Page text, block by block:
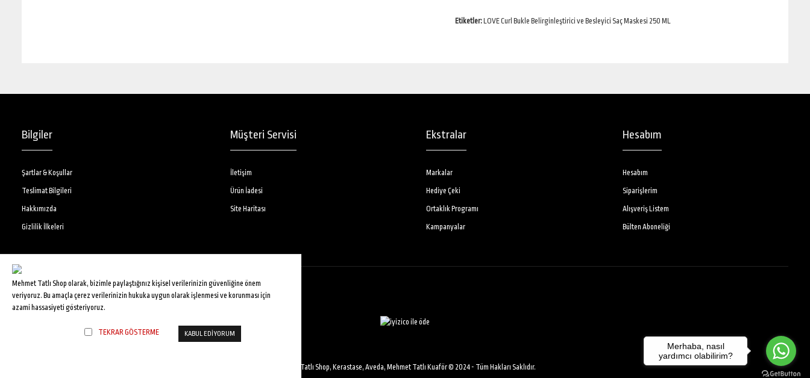
Mehmet Tatlı Shop olarak, bizimle paylaştığınız kişisel verilerinizin güvenliğine önem
veriyoruz. Bu amaçla çerez verilerinizin hukuka uygun olarak işlenmesi ve korunması için
azami hassasiyeti gösteriyoruz.
TEKRAR GÖSTERME KABUL EDİYORUM
Etiketler: LOVE Curl Bukle Belirginleştirici ve Besleyici Saç Maskesi 250 ML
Bilgiler
Şartlar & Koşullar
Teslimat Bilgileri
Hakkımızda
Gizlilik İlkeleri
Müşteri Servisi
İletişim
Ürün İadesi
Site Haritası
Ekstralar
Markalar
Hediye Çeki
Ortaklık Programı
Kampanyalar
Hesabım
Hesabım
Siparişlerim
Alışveriş Listem
Bülten Aboneliği
Mehmet Tatlı Shop, Kerastase, Aveda, Mehmet Tatlı Kuaför © 2024 - Tüm Hakları Saklıdır.
Merhaba, nasıl
yardımcı olabilirim?